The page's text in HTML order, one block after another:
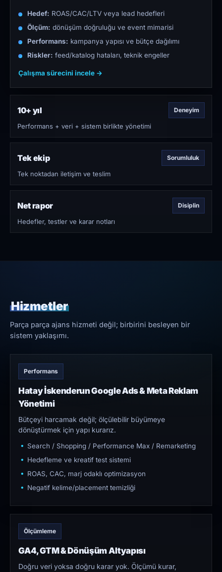
Hedef: ROAS/CAC/LTV veya lead hedefleri
Ölçüm: dönüşüm doğruluğu ve event mimarisi
Performans: kampanya yapısı ve bütçe dağılımı
Riskler: feed/katalog hataları, teknik engeller
Çalışma sürecini incele →
10+ yıl Deneyim
Performans + veri + sistem birlikte yönetimi
Tek ekip Sorumluluk
Tek noktadan iletişim ve teslim
Net rapor Disiplin
Hedefler, testler ve karar notları
Hizmetler
Parça parça ajans hizmeti değil; birbirini besleyen bir
sistem yaklaşımı.
Performans
Hatay İskenderun Google Ads & Meta Reklam
Yönetimi
Bütçeyi harcamak değil; ölçülebilir büyümeye
dönüştürmek için yapı kurarız.
Search / Shopping / Performance Max / Remarketing
Hedefleme ve kreatif test sistemi
ROAS, CAC, marj odaklı optimizasyon
Negatif kelime/placement temizliği
Ölçümleme
GA4, GTM & Dönüşüm Altyapısı
Doğru veri yoksa doğru karar yok. Ölçümü kurar,